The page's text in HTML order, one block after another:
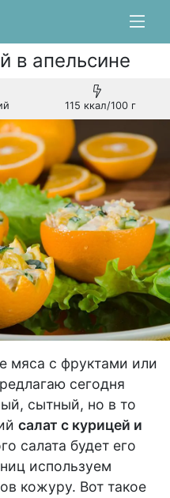
в апельсине
115 ккал/100 г
мяса с фруктами или
сегодня
сытный, но в то
салат с курицей и
салата будет его
используем
кожуру. Вот такое